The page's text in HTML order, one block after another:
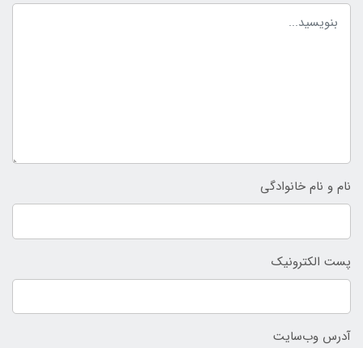
نام و نام خانوادگی
پست الکترونیک
آدرس وب‌سایت